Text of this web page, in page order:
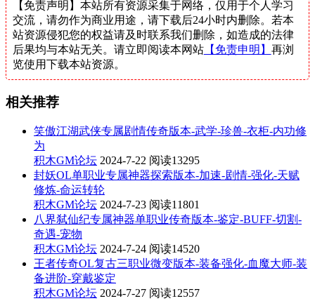
【免责声明】本站所有资源采集于网络，仅用于个人学习
交流，请勿作为商业用途，请下载后24小时内删除。若本
站资源侵犯您的权益请及时联系我们删除，如造成的法律
后果均与本站无关。请立即阅读本网站【免责申明】 再浏
览使用下载本站资源。
相关推荐
笑傲江湖武侠专属剧情传奇版本-武学-珍兽-衣柜-内功修
为
积木GM论坛 2024-7-22 阅读13295
封妖OL单职业专属神器探索版本-加速-剧情-强化-天赋
修炼-命运转轮
积木GM论坛 2024-7-23 阅读11801
八界弑仙纪专属神器单职业传奇版本-鉴定-BUFF-切割-
奇遇-宠物
积木GM论坛 2024-7-24 阅读14520
王者传奇OL复古三职业微变版本-装备强化-血魔大师-装
备进阶-穿戴鉴定
积木GM论坛 2024-7-27 阅读12557